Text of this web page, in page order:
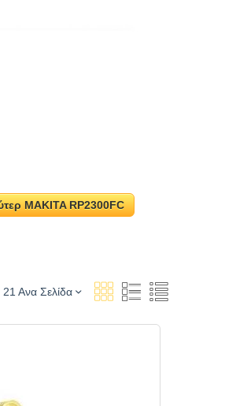
MAKITA RP2300FC
21 Ανα Σελίδα